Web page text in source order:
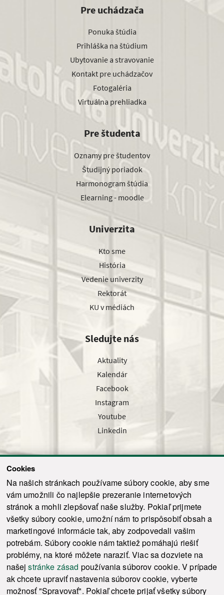
Cookies
Na našich stránkach používame súbory cookie, aby sme
vám umožnili čo najlepšie prezeranie internetových
stránok a mohli zlepšovať naše služby. Pokiaľ prijmete
všetky súbory cookie, umožní nám to prispôsobiť obsah a
marketingové informácie tak, aby zodpovedali vašim
potrebám. Súbory cookie nám taktiež pomáhajú riešiť
problémy, na ktoré môžete naraziť. Viac sa dozviete na
našejstránke zásad používania súborov cookie. V prípade
ak chcete upraviť nastavenia súborov cookie, vyberte
možnosť "Spravovať". Pokiaľ chcete prijať všetky súbory
Pre uchádzača
Ponuka štúdia
Prihláška na štúdium
Ubytovanie a stravovanie
Kontakt pre uchádzačov
Fotogaléria
Virtuálna prehliadka
Pre študenta
Oznamy pre študentov
Študijný poriadok
Harmonogram štúdia
Elearning - moodle
Univerzita
Kto sme
História
Vedenie univerzity
Rektorát
KU v médiách
Sledujte nás
Aktuality
Kalendár
Facebook
Instagram
Youtube
Linkedin
Odoslať
© 2021-2026 ku.sk. Všetky práva vyhradené. | Ochrana osobných údajov
Vyhlásenie o prístupnosti |
Admin